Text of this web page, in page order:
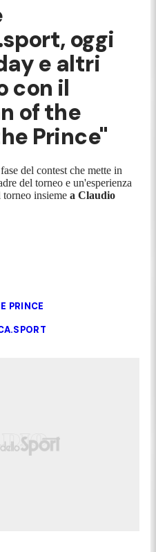
oggi
e altri
con il
of the
Prince"
del contest che mette in
del torneo e un'esperienza
torneo insieme a Claudio
PRINCE